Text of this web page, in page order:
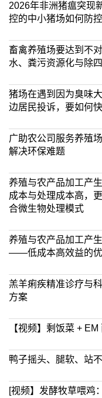
2026年非洲猪瘟突现
控的中小猪场如何防
畜禽养殖场要达到不
水、粪污资源化与除
猪场在遇到因为臭味
边居民投诉，要如何
广助农公司服务养殖
解决环保难题
养殖与农产品加工产
成本与处理成本高，
合微生物处理模式
养殖与农产品加工产
——低成本高效益的
羔羊痢疾精准诊疗与
方案
【视频】剩饭菜 +
鸭子摇头、腿软、站
[视频】发酵牧草喂鸡